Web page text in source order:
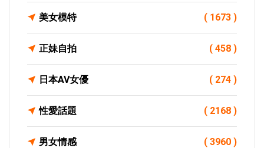
美女模特 ( 1673 )
正妹自拍 ( 458 )
日本AV女優 ( 274 )
性愛話題 ( 2168 )
男女情感 ( 3960 )